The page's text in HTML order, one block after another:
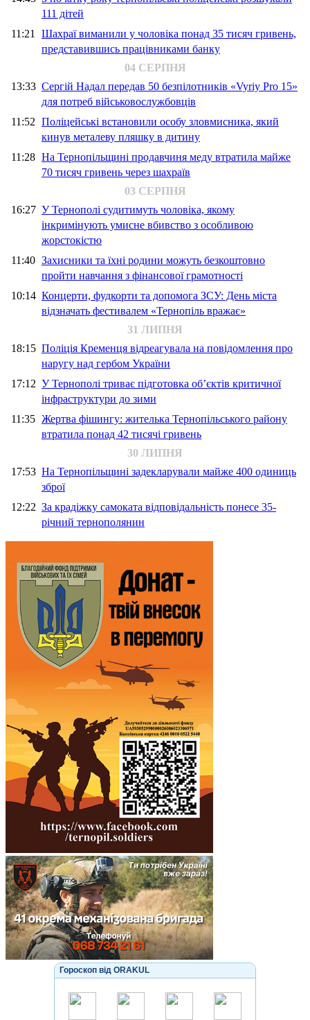
111 дітей
11:21 Шахраї виманили у чоловіка понад 35 тисяч гривень,
представившись працівниками банку
04 СЕРПНЯ
13:33 Сергій Надал передав 50 безпілотників «Vyriy Pro 15»
для потреб військовослужбовців
11:52 Поліцейські встановили особу зловмисника, який
кинув металеву пляшку в дитину
11:28 На Тернопільщині продавчиня меду втратила майже
70 тисяч гривень через шахраїв
03 СЕРПНЯ
16:27 У Тернополі судитимуть чоловіка, якому
інкримінують умисне вбивство з особливою
жорстокістю
11:40 Захисники та їхні родини можуть безкоштовно
пройти навчання з фінансової грамотності
10:14 Концерти, фудкорти та допомога ЗСУ: День міста
відзначать фестивалем «Тернопіль вражає»
31 ЛИПНЯ
18:15 Поліція Кременця відреагувала на повідомлення про
наругу над гербом України
17:12 У Тернополі триває підготовка об’єктів критичної
інфраструктури до зими
11:35 Жертва фішингу: жителька Тернопільського району
втратила понад 42 тисячі гривень
30 ЛИПНЯ
17:53 На Тернопільщині задекларували майже 400 одиниць
зброї
12:22 За крадіжку самоката відповідальність понесе 35-
річний тернополянин
Гороскоп від ORAKUL